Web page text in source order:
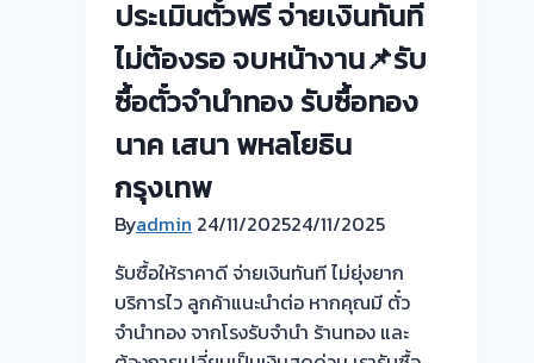
ประเมินตั๋วฟรี จ่ายเงินทันที
ไม่ต้องรอ จบหน้างาน📌รับ
ซื้อตั๋วจำนำทอง รับซื้อทอง
นาค เสนา พหลโยธิน
กรุงเทพ
Byadmin 24/11/202524/11/2025
รับซื้อให้ราคาดี จ่ายเงินทันที ไม่ยุ่งยาก
บริการไว ลูกค้าแนะนำต่อ หากคุณมี ตั๋ว
จำนำทอง จากโรงรับจำนำ ร้านทอง และ